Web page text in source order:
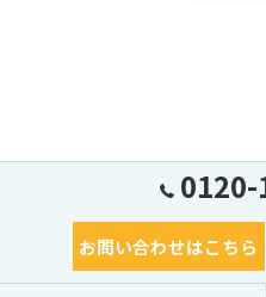
お問い合わせはこちら